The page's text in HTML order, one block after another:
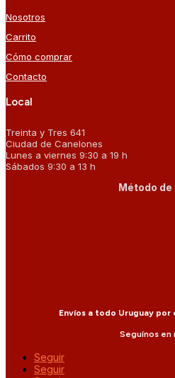
Nosotros
Carrito
Cómo comprar
Contacto
Local
Treinta y Tres 641
Ciudad de Canelones
Lunes a viernes 9:30 a 19 h
Sábados 9:30 a 13 h
Método de
Envíos a todo Uruguay por
Seguínos en
Seguir
Seguir